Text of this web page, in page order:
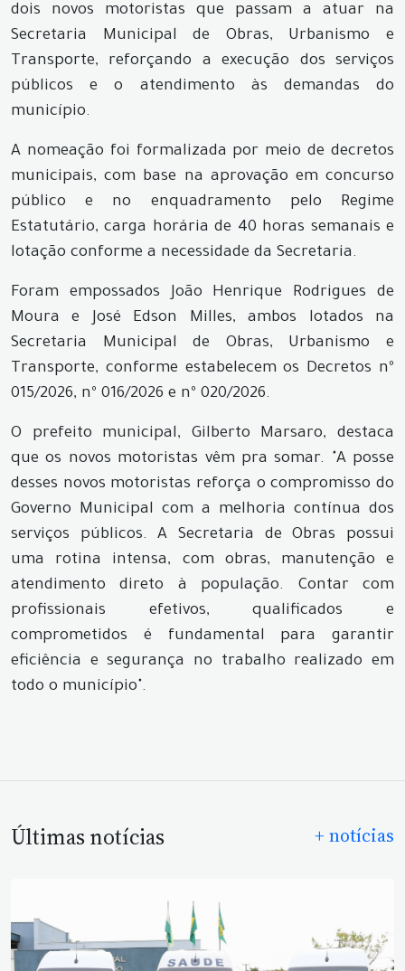
dois novos motoristas que passam a atuar na
Secretaria Municipal de Obras, Urbanismo e
Transporte, reforçando a execução dos serviços
públicos e o atendimento às demandas do
município.
A nomeação foi formalizada por meio de decretos
municipais, com base na aprovação em concurso
público e no enquadramento pelo Regime
Estatutário, carga horária de 40 horas semanais e
lotação conforme a necessidade da Secretaria.
Foram empossados João Henrique Rodrigues de
Moura e José Edson Milles, ambos lotados na
Secretaria Municipal de Obras, Urbanismo e
Transporte, conforme estabelecem os Decretos nº
015/2026, nº 016/2026 e nº 020/2026.
O prefeito municipal, Gilberto Marsaro, destaca
que os novos motoristas vêm pra somar. "A posse
desses novos motoristas reforça o compromisso do
Governo Municipal com a melhoria contínua dos
serviços públicos. A Secretaria de Obras possui
uma rotina intensa, com obras, manutenção e
atendimento direto à população. Contar com
profissionais efetivos, qualificados e
comprometidos é fundamental para garantir
eficiência e segurança no trabalho realizado em
todo o município".
Últimas notícias + notícias